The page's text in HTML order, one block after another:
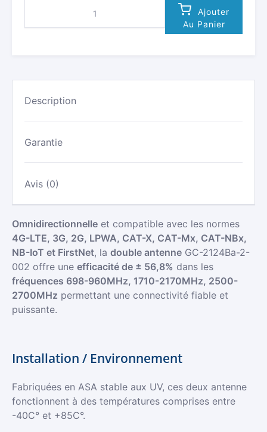
DOUBLE
LPWA
SUR
Ajouter
Au Panier
Description
Garantie
Avis (0)
Omnidirectionnelle et compatible avec les normes
4G-LTE, 3G, 2G, LPWA, CAT-X, CAT-Mx, CAT-NBx,
NB-IoT et FirstNet, la double antenne GC-2124Ba-2-
002 offre une efficacité de ± 56,8% dans les
fréquences 698-960MHz, 1710-2170MHz, 2500-
2700MHz permettant une connectivité fiable et
puissante.
Installation / Environnement
Fabriquées en ASA stable aux UV, ces deux antenne
fonctionnent à des températures comprises entre
-40C° et +85C°.